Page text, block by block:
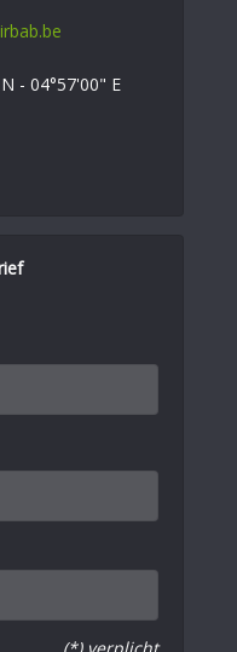
- 04°57'00" E